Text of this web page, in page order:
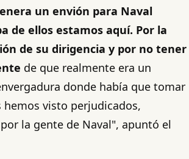
un envión para Naval
de ellos estamos aquí. Por la
de su dirigencia y por no tener
de que realmente era un
donde había que tomar
hemos visto perjudicados,
la gente de Naval", apuntó el